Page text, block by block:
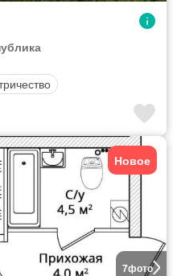
7фото
Новое